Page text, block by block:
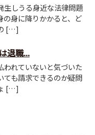
生しうる身近な法律問題
身に降りかかると、ど
[…]
退職...
れていないと気づいた
ても請求できるのか疑問
[…]